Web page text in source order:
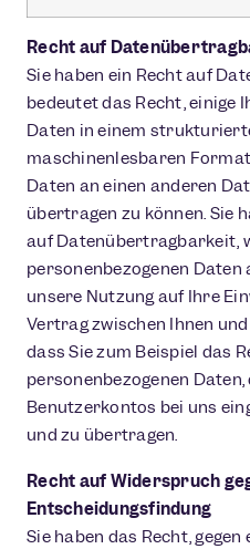
Recht auf
Sie haben ein Recht auf
bedeutet das Recht, einige
Daten in einem
maschinenlesbaren
Daten an einen anderen
übertragen zu können. Sie
auf Datenübertragbarkeit,
personenbezogenen
unsere Nutzung auf Ihre
Vertrag zwischen Ihnen
dass Sie zum Beispiel das
personenbezogenen
Benutzerkontos bei uns
und zu übertragen.
Recht auf Widerspruch
Entscheidungsfindung
Sie haben das Recht,